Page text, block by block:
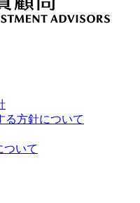
る方針について
ついて